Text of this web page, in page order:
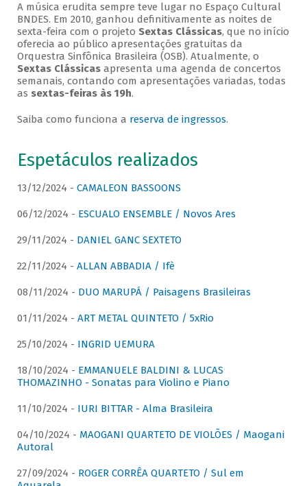
A música erudita sempre teve lugar no Espaço Cultural
BNDES. Em 2010, ganhou definitivamente as noites de
sexta-feira com o projeto Sextas Clássicas, que no início
oferecia ao público apresentações gratuitas da
Orquestra Sinfônica Brasileira (OSB). Atualmente, o
Sextas Clássicasapresenta uma agenda de concertos
semanais, contando com apresentações variadas, todas
as sextas-feiras às 19h.
Saiba como funciona a reserva de ingressos.
Espetáculos realizados
13/12/2024 - CAMALEON BASSOONS
06/12/2024 - ESCUALO ENSEMBLE / Novos Ares
29/11/2024 - DANIEL GANC SEXTETO
22/11/2024 - ALLAN ABBADIA / Ifè
08/11/2024 - DUO MARUPÁ / Paisagens Brasileiras
01/11/2024 - ART METAL QUINTETO / 5xRio
25/10/2024 - INGRID UEMURA
18/10/2024 - EMMANUELE BALDINI & LUCAS
THOMAZINHO - Sonatas para Violino e Piano
11/10/2024 - IURI BITTAR - Alma Brasileira
04/10/2024 - MAOGANI QUARTETO DE VIOLÕES / Maogani
Autoral
27/09/2024 - ROGER CORRÊA QUARTETO / Sul em